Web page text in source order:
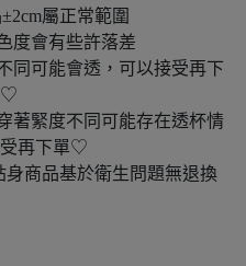
屬正常範圍
會有些許落差
可能會透，可以接受再下
♡
緊度不同可能存在透杯情
再下單♡
商品基於衛生問題無退換